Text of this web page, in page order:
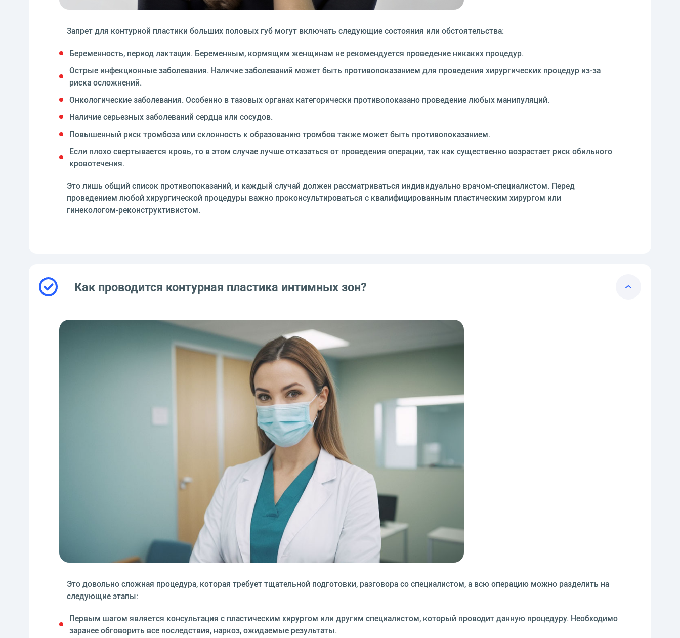
Запрет для контурной пластики больших половых губ могут включать следующие состояния или обстоятельства:
Беременность, период лактации. Беременным, кормящим женщинам не рекомендуется проведение никаких процедур.
Острые инфекционные заболевания. Наличие заболеваний может быть противопоказанием для проведения хирургических процедур из-за
риска осложнений.
Онкологические заболевания. Особенно в тазовых органах категорически противопоказано проведение любых манипуляций.
Наличие серьезных заболеваний сердца или сосудов.
Повышенный риск тромбоза или склонность к образованию тромбов также может быть противопоказанием.
Если плохо свертывается кровь, то в этом случае лучше отказаться от проведения операции, так как существенно возрастает риск обильного
кровотечения.
Это лишь общий список противопоказаний, и каждый случай должен рассматриваться индивидуально врачом-специалистом. Перед
проведением любой хирургической процедуры важно проконсультироваться с квалифицированным пластическим хирургом или
гинекологом-реконструктивистом.
Как проводится контурная пластика интимных зон?
Это довольно сложная процедура, которая требует тщательной подготовки, разговора со специалистом, а всю операцию можно разделить на
следующие этапы:
Первым шагом является консультация с пластическим хирургом или другим специалистом, который проводит данную процедуру. Необходимо
заранее обговорить все последствия, наркоз, ожидаемые результаты.